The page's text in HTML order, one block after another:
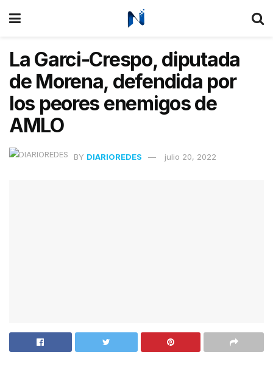
La Garci-Crespo, diputada
de Morena, defendida por
los peores enemigos de
AMLO
BY DIARIOREDES julio 20, 2022